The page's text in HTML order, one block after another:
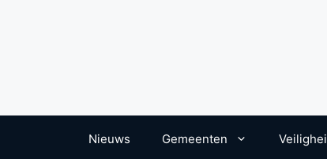
Nieuws Gemeenten